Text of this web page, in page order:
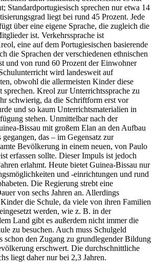
Standardportugiesisch sprechen nur etwa 14
liegt bei rund 45 Prozent. Jede
über eine eigene Sprache, die zugleich die
ist. Verkehrssprache ist
eine auf dem Portugiesischen basierende
die Sprachen der verschiedenen ethnischen
und von rund 60 Prozent der Einwohner
wird landesweit auf
obwohl die allermeisten Kinder diese
sprechen. Kreol zur Unterrichtssprache zu
schwierig, da die Schriftform erst vor
und so kaum Unterrichtsmaterialien in
stehen. Unmittelbar nach der
Bissau mit großem Elan an den Aufbau
das – im Gegensatz zur
Bevölkerung in einem neuen, von Paulo
erfassen sollte. Dieser Impuls ist jedoch
erlahmt. Heute bietet Guinea-Bissau nur
und -einrichtungen und rund
Die Regierung strebt eine
von sechs Jahren an. Allerdings
die Schule, da viele von ihren Familien
werden, wie z. B. in der
Land gibt es außerdem nicht immer die
zu besuchen. Auch muss Schulgeld
schon den Zugang zu grundlegender Bildung
erschwert. Die durchschnittliche
liegt daher nur bei 2,3 Jahren.